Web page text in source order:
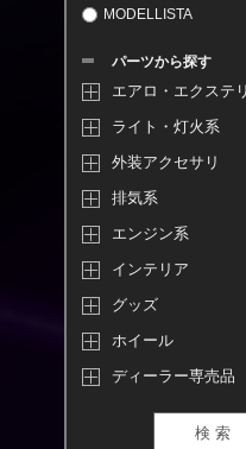
MODELLISTA
パーツから探す
エアロ・エクステ
ライト・灯火系
外装アクセサリ
排気系
エンジン系
インテリア
グッズ
ホイール
ディーラー専売品